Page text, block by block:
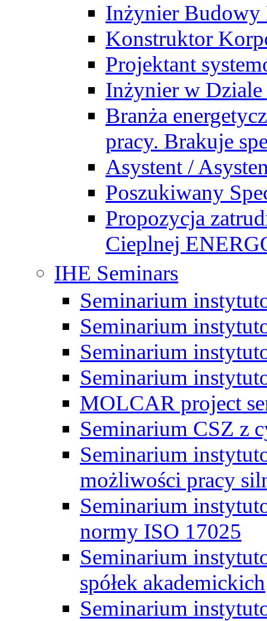
Inżynier
Konstruktor
Projektant
Inżynier w
Branża
pracy. Brakuje
Asystent /
Poszukiwany
Propozycja
Cieplnej
IHE Seminars
Seminarium
Seminarium
Seminarium
Seminarium
MOLCAR project
Seminarium CSZ z
Seminarium
możliwości pracy
Seminarium
normy ISO 17025
Seminarium
spółek akademickich
Seminarium